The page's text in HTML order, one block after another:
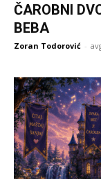
ČAROBNI
BEBA
Zoran Todorović -